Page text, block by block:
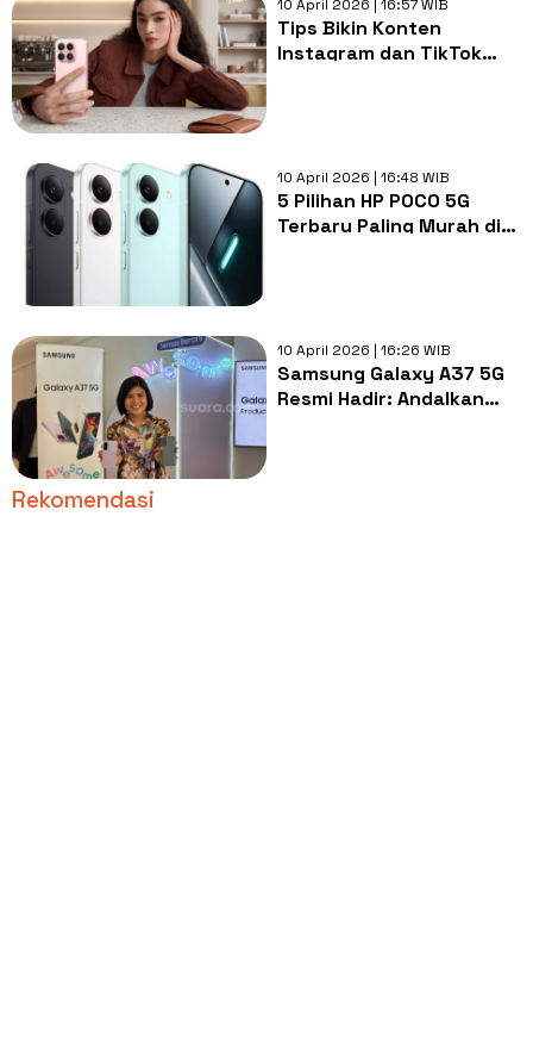
10 April 2026 | 16:57 WIB
Tips Bikin Konten
Instagram dan TikTok
10 April 2026 | 16:48 WIB
5 Pilihan HP POCO 5G
Terbaru Paling Murah di
10 April 2026 | 16:26 WIB
Samsung Galaxy A37 5G
Resmi Hadir: Andalkan
Rekomendasi